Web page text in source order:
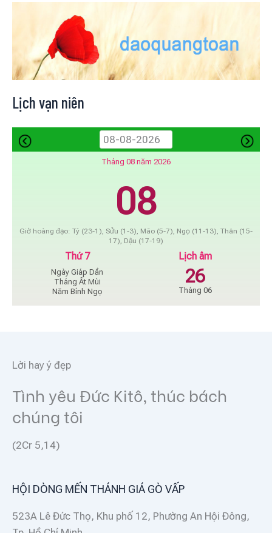
Lịch vạn niên
Tháng 08 năm 2026
08
Giờ hoàng đạo: Tý (23-1), Sửu (1-3), Mão (5-7), Ngọ (11-13), Thân (15-
17), Dậu (17-19)
Thứ 7
Ngày Giáp Dần
Tháng Ất Mùi
Năm Bính Ngọ
Lịch âm
26
Tháng 06
Lời hay ý đẹp
Tình yêu Đức Kitô, thúc bách
chúng tôi
(2Cr 5,14)
HỘI DÒNG MẾN THÁNH GIÁ GÒ VẤP
523A Lê Đức Thọ, Khu phố 12, Phường An Hội Đông,